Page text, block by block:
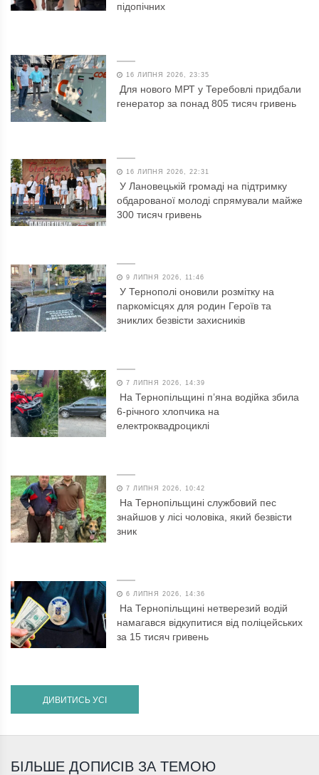
підопічних
16 ЛИПНЯ 2026, 23:35
Для нового МРТ у Теребовлі придбали
генератор за понад 805 тисяч гривень
16 ЛИПНЯ 2026, 22:31
У Лановецькій громаді на підтримку
обдарованої молоді спрямували майже
300 тисяч гривень
9 ЛИПНЯ 2026, 11:46
У Тернополі оновили розмітку на
паркомісцях для родин Героїв та
зниклих безвісти захисників
7 ЛИПНЯ 2026, 14:39
На Тернопільщині п’яна водійка збила
6-річного хлопчика на
електроквадроциклі
7 ЛИПНЯ 2026, 10:42
На Тернопільщині службовий пес
знайшов у лісі чоловіка, який безвісти
зник
6 ЛИПНЯ 2026, 14:36
На Тернопільщині нетверезий водій
намагався відкупитися від поліцейських
за 15 тисяч гривень
ДИВИТИСЬ УСІ
БІЛЬШЕ ДОПИСІВ ЗА ТЕМОЮ